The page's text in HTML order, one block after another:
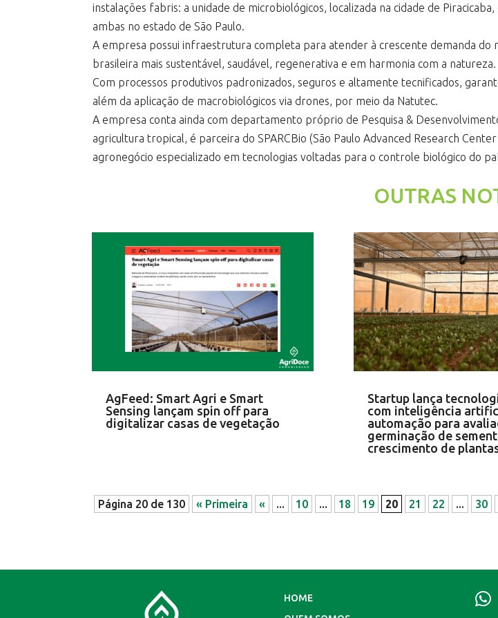
instalações fabris: a unidade de microbiológicos, localizada na cidade de
ambas no estado de São Paulo.
A empresa possui infraestrutura completa para atender à crescente demanda
brasileira mais sustentável, saudável, regenerativa e em harmonia com a natureza.
Com processos produtivos padronizados, seguros e altamente tecnificados,
além da aplicação de macrobiológicos via drones, por meio da Natutec.
A empresa conta ainda com departamento próprio de Pesquisa &
agricultura tropical, é parceira do SPARCBio (São Paulo Advanced Research
agronegócio especializado em tecnologias voltadas para o controle biológico do
OUTRAS
AgFeed: Smart Agri e Smart
Sensing lançam spin off para
digitalizar casas de vegetação
Startup lança
com inteligência
automação para
germinação de
crescimento de
Página 20 de 130 « Primeira « ... 10 ... 18 19 20 21 22 ... 30
HOME
